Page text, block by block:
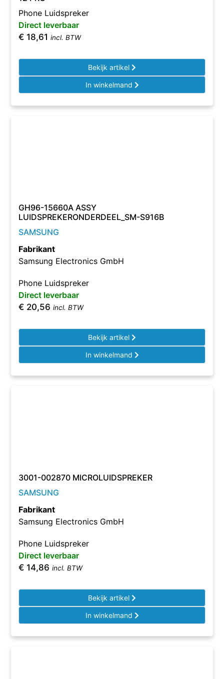
Phone Luidspreker
Direct leverbaar
€ 18,61 incl. BTW
Bekijk artikel
In winkelmand
GH96-15660A ASSY
LUIDSPREKERONDERDEEL_SM-S916B
SAMSUNG
Fabrikant
Samsung Electronics GmbH
Phone Luidspreker
Direct leverbaar
€ 20,56 incl. BTW
Bekijk artikel
In winkelmand
3001-002870 MICROLUIDSPREKER
SAMSUNG
Fabrikant
Samsung Electronics GmbH
Phone Luidspreker
Direct leverbaar
€ 14,86 incl. BTW
Bekijk artikel
In winkelmand